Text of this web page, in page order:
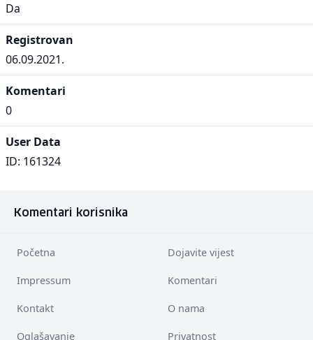
Da
Registrovan
06.09.2021.
Komentari
0
User Data
ID: 161324
Komentari korisnika
Početna Dojavite vijest
Impressum Komentari
Kontakt O nama
Oglašavanje Privatnost